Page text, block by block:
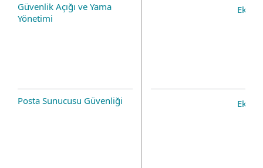
Güvenlik Açığı ve Yama
Yönetimi
Posta Sunucusu Güvenliği